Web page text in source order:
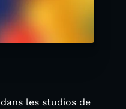
les studios de